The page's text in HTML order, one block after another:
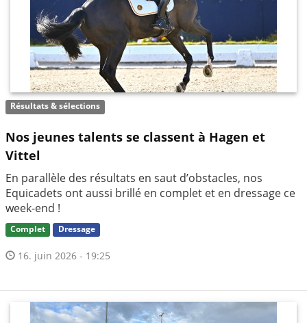
Résultats & sélections
Nos jeunes talents se classent à Hagen et
Vittel
En parallèle des résultats en saut d’obstacles, nos
Equicadets ont aussi brillé en complet et en dressage ce
week-end !
Complet Dressage
16. juin 2026 - 19:25